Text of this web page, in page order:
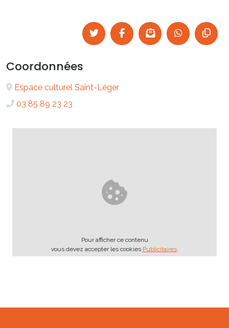
Coordonnées
Espace culturel Saint-Léger
03 85 89 23 23
Pour afficher ce contenu
vous devez accepter les cookies Publicitaires.